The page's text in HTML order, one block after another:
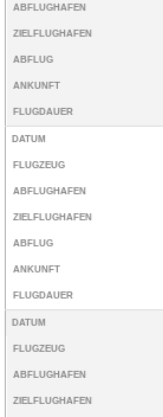
ABFLUGHAFEN
ZIELFLUGHAFEN
ABFLUG
ANKUNFT
FLUGDAUER
DATUM
FLUGZEUG
ABFLUGHAFEN
ZIELFLUGHAFEN
ABFLUG
ANKUNFT
FLUGDAUER
DATUM
FLUGZEUG
ABFLUGHAFEN
ZIELFLUGHAFEN